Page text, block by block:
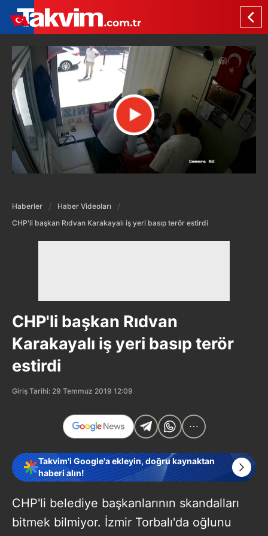
Haberler
Haber Videoları
CHP'li başkan Rıdvan Karakayalı iş yeri basıp terör estirdi
CHP'li başkan Rıdvan
Karakayalı iş yeri basıp terör
estirdi
Giriş Tarihi: 29 Temmuz 2019 12:09
Takvim'i Google'a ekleyin, doğru kaynaktan
haberi alın!
CHP'li belediye başkanlarının skandalları
bitmek bilmiyor. İzmir Torbalı'da oğlunu